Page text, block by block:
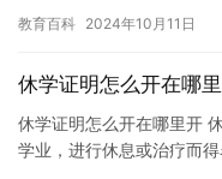
家长…
教育百科 2024年10月11日
休学证明怎么开在哪
休学证明怎么开在哪里开
学业，进行休息或治疗而